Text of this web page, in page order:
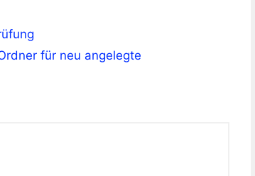
für neu angelegte